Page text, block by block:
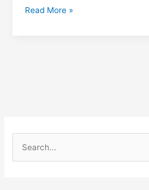
Read More »